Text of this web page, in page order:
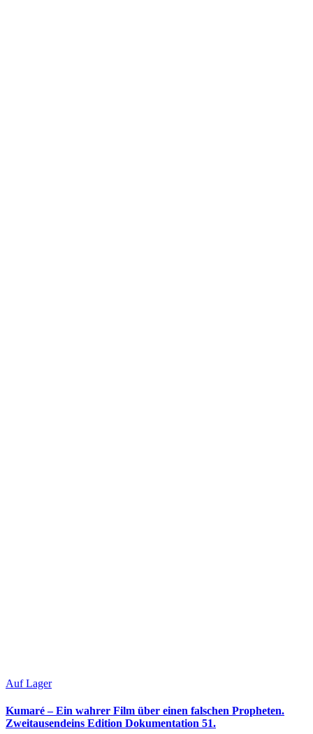
Auf Lager
Kumaré – Ein wahrer Film über einen falschen Propheten.
Zweitausendeins Edition Dokumentation 51.